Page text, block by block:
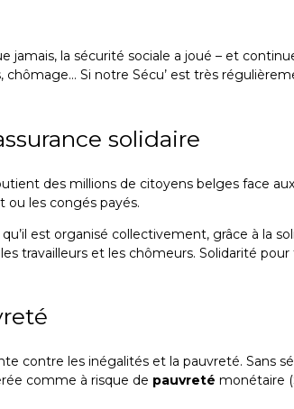
jamais, la sécurité sociale a joué – et
Si notre Sécu’ est très
solidaire
des millions de citoyens belges face
ou les congés payés.
est organisé collectivement, grâce à la
travailleurs et les chômeurs. Solidarité
contre les inégalités et la pauvreté.
comme à risque de pauvreté monétaire